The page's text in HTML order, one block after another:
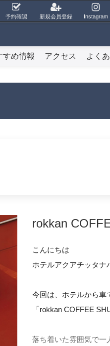
予約確認 新規会員登録 Instagram
すめ情報 アクセス よく
rokkan
こんにちは
ホテルアクアチッタナ
今回は、ホテルから車
「rokkan COFFEE
落ち着いた雰囲気で一